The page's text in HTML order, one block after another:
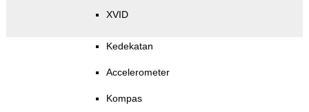
XVID
Kedekatan
Accelerometer
Kompas